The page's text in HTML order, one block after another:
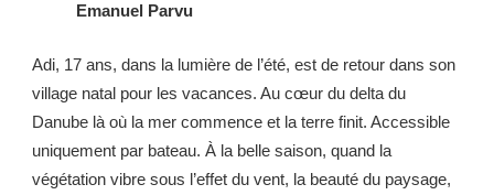
Emanuel Parvu
Adi, 17 ans, dans la lumière de l’été, est de retour dans son
village natal pour les vacances. Au cœur du delta du
Danube là où la mer commence et la terre finit. Accessible
uniquement par bateau. À la belle saison, quand la
végétation vibre sous l’effet du vent, la beauté du paysage,